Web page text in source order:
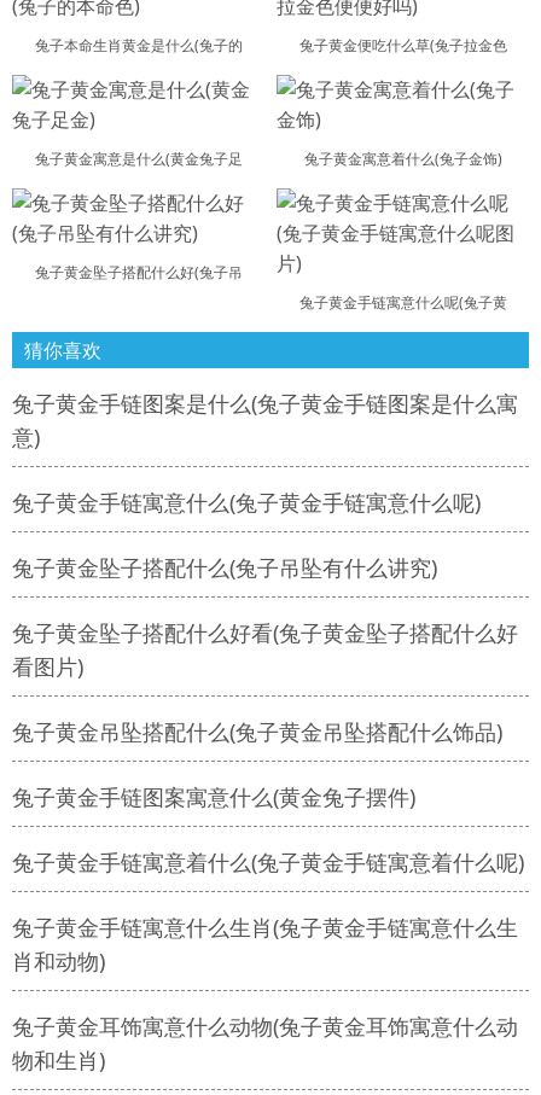
兔子本命生肖黄金是什么(兔子的 兔子黄金便吃什么草(兔子拉金色
兔子黄金寓意是什么(黄金兔子足 兔子黄金寓意着什么(兔子金饰)
兔子黄金坠子搭配什么好(兔子吊
兔子黄金手链寓意什么呢(兔子黄
猜你喜欢
兔子黄金手链图案是什么(兔子黄金手链图案是什么寓
意)
兔子黄金手链寓意什么(兔子黄金手链寓意什么呢)
兔子黄金坠子搭配什么(兔子吊坠有什么讲究)
兔子黄金坠子搭配什么好看(兔子黄金坠子搭配什么好
看图片)
兔子黄金吊坠搭配什么(兔子黄金吊坠搭配什么饰品)
兔子黄金手链图案寓意什么(黄金兔子摆件)
兔子黄金手链寓意着什么(兔子黄金手链寓意着什么呢)
兔子黄金手链寓意什么生肖(兔子黄金手链寓意什么生
肖和动物)
兔子黄金耳饰寓意什么动物(兔子黄金耳饰寓意什么动
物和生肖)